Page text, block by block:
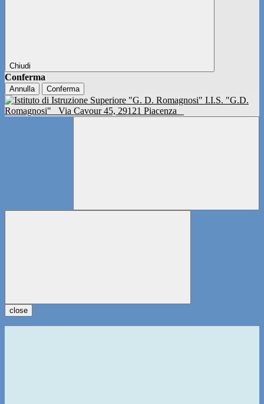
Chiudi
Conferma
Annulla Conferma
I.I.S. "G.D.
Romagnosi"
Via Cavour 45, 29121 Piacenza
close